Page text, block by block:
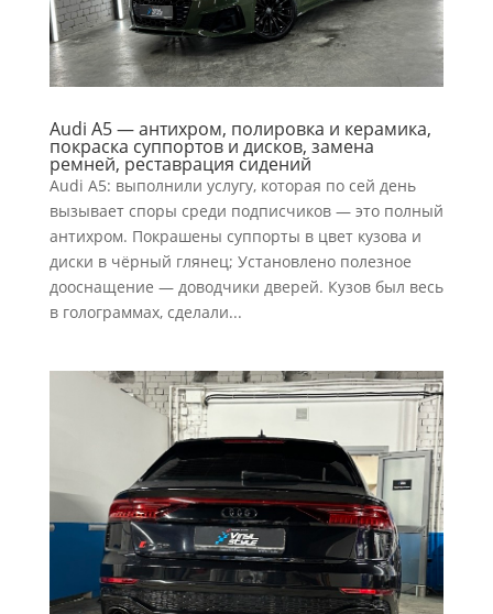
Audi A5 — антихром, полировка и керамика,
покраска суппортов и дисков, замена
ремней, реставрация сидений
Audi A5: выполнили услугу, которая по сей день
вызывает споры среди подписчиков — это полный
антихром. Покрашены суппорты в цвет кузова и
диски в чёрный глянец; Установлено полезное
дооснащение — доводчики дверей. Кузов был весь
в голограммах, сделали...